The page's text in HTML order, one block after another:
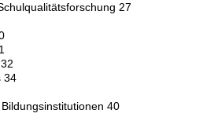
27
34
40